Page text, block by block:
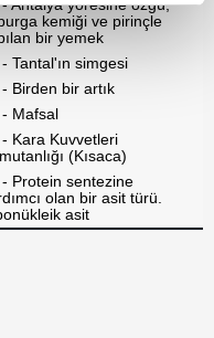
noktasında tek gelir
isteriz.
izin vermedikleri
için İnternet
ait çerezler